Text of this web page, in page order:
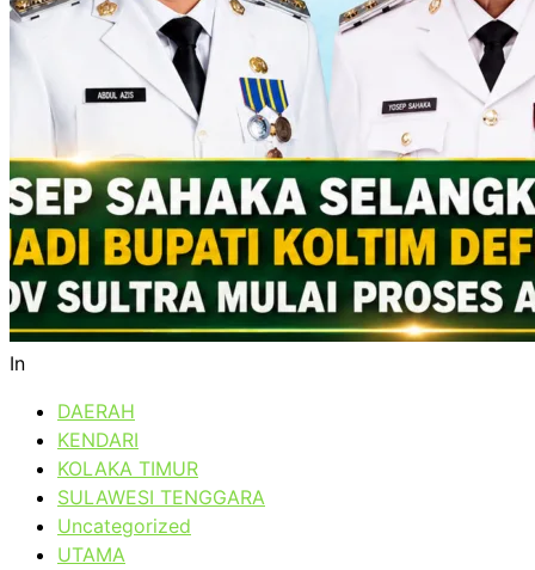
In
DAERAH
KENDARI
KOLAKA TIMUR
SULAWESI TENGGARA
Uncategorized
UTAMA